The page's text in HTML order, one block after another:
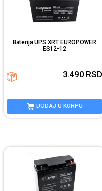
Baterija UPS XRT EUROPOWER
ES12-12
3.490 RSD
DODAJ U KORPU